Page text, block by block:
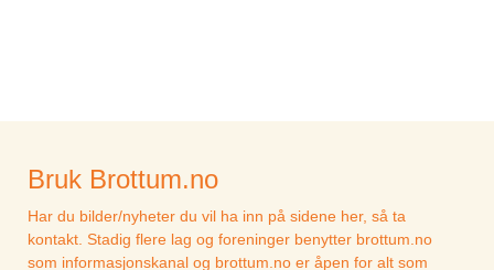
Bruk Brottum.no
Har du bilder/nyheter du vil ha inn på sidene her, så ta
kontakt. Stadig flere lag og foreninger benytter brottum.no
som informasjonskanal og brottum.no er åpen for alt som